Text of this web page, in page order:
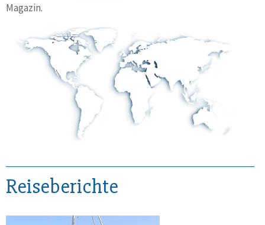
Magazin.
Reiseberichte